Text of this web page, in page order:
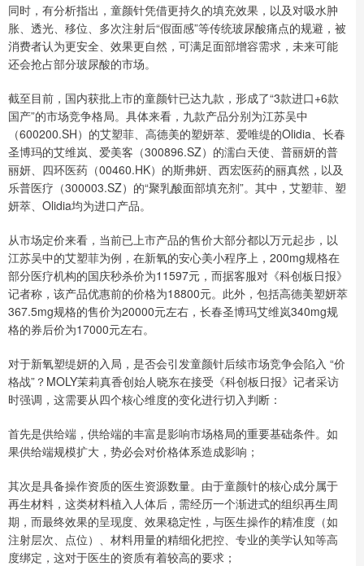
同时，有分析指出，童颜针凭借更持久的填充效果，以及对吸水肿
胀、透光、移位、多次注射后“假面感”等传统玻尿酸痛点的规避，被
消费者认为更安全、效果更自然，可满足面部增容需求，未来可能
还会抢占部分玻尿酸的市场。
截至目前，国内获批上市的童颜针已达九款，形成了“3款进口+6款
国产”的市场竞争格局。具体来看，九款产品分别为江苏吴中
（600200.SH）的艾塑菲、高德美的塑妍萃、爱唯缇的Olidia、长春
圣博玛的艾维岚、爱美客（300896.SZ）的濡白天使、普丽妍的普
丽妍、四环医药（00460.HK）的斯弗妍、西宏医药的丽真然，以及
乐普医疗（300003.SZ）的“聚乳酸面部填充剂”。其中，艾塑菲、塑
妍萃、Olidia均为进口产品。
从市场定价来看，当前已上市产品的售价大部分都以万元起步，以
江苏吴中的艾塑菲为例，在新氧的安心美小程序上，200mg规格在
部分医疗机构的国庆秒杀价为11597元，而据客服对《科创板日报》
记者称，该产品优惠前的价格为18800元。此外，包括高德美塑妍萃
367.5mg规格的售价为20000元左右，长春圣博玛艾维岚340mg规
格的券后价为17000元左右。
对于新氧塑缇妍的入局，是否会引发童颜针后续市场竞争会陷入 “价
格战”？MOLY茉莉真香创始人晓东在接受《科创板日报》记者采访
时强调，这需要从四个核心维度的变化进行切入判断：
首先是供给端，供给端的丰富是影响市场格局的重要基础条件。如
果供给端规模扩大，势必会对价格体系造成影响；
其次是具备操作资质的医生资源数量。由于童颜针的核心成分属于
再生材料，这类材料植入人体后，需经历一个渐进式的组织再生周
期，而最终效果的呈现度、效果稳定性，与医生操作的精准度（如
注射层次、点位）、材料用量的精细化把控、专业的美学认知等高
度绑定，这对于医生的资质有着较高的要求；